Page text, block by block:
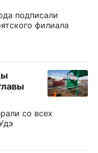
подписали
филиала
со всех